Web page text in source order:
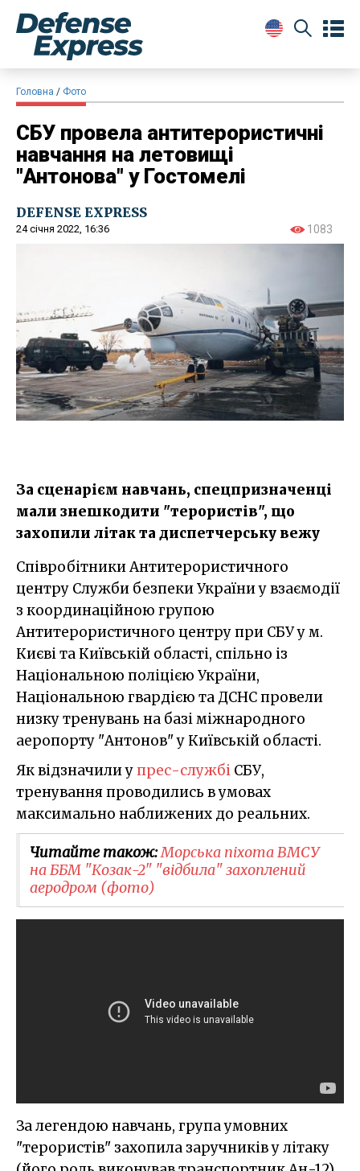
Головна Фото
СБУ провела антитерористичні
навчання на летовищі
"Антонова" у Гостомелі
DEFENSE EXPRESS
24 січня 2022, 16:36 1083
За сценарієм навчань, спецпризначенці
мали знешкодити "терористів", що
захопили літак та диспетчерську вежу
Співробітники Антитерористичного
центру Служби безпеки України у взаємодії
з координаційною групою
Антитерористичного центру при СБУ у м.
Києві та Київській області, спільно із
Національною поліцією України,
Національною гвардією та ДСНС провели
низку тренувань на базі міжнародного
аеропорту "Антонов" у Київській області.
Як відзначили упрес-службі СБУ,
тренування проводились в умовах
максимально наближених до реальних.
Читайте також:Морська піхота ВМСУ
на ББМ "Козак-2" "відбила" захоплений
аеродром (фото)
За легендою навчань, група умовних
"терористів" захопила заручників у літаку